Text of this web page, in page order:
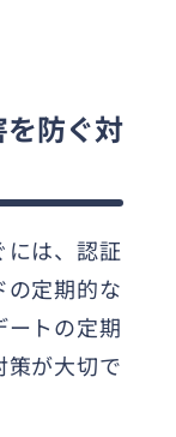
防ぐ対
は、認証
の定期的な
トの定期
が大切で